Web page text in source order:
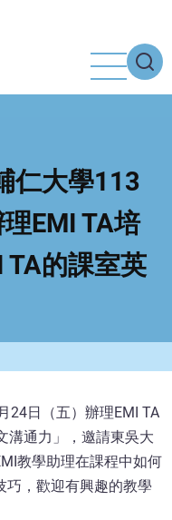
仁大學113
EMI TA培
TA的課室英
24日（五）辦理EMI TA
溝通力」，邀請東吳大
教學助理在課程中如何
巧，歡迎有興趣的教學